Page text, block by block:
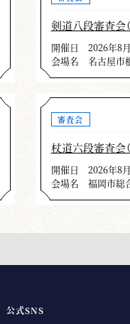
剣道八段審査会
開催日
2026年8月
会場名
名古屋市
審査会
杖道六段審査会
開催日
2026年8月
会場名
福岡市総
公式SNS